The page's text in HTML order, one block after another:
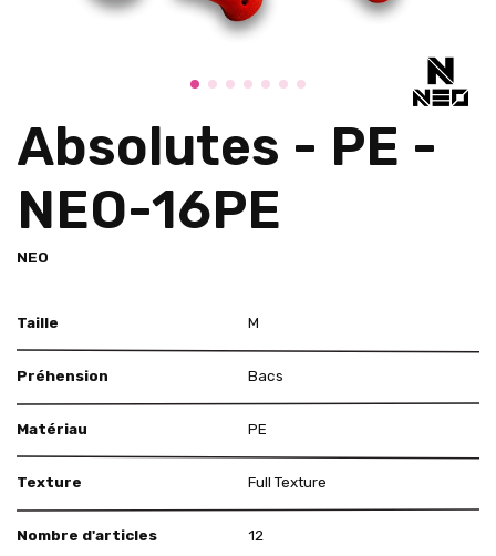
Absolutes - PE -
NEO-16PE
NEO
Taille M
Préhension Bacs
Matériau PE
Texture Full Texture
Nombre d'articles 12